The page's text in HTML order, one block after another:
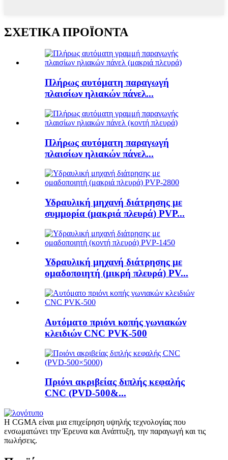
ΣΧΕΤΙΚΑ ΠΡΟΪΟΝΤΑ
Πλήρως αυτόματη παραγωγή
πλαισίων ηλιακών πάνελ...
Πλήρως αυτόματη παραγωγή
πλαισίων ηλιακών πάνελ...
Υδραυλική μηχανή διάτρησης με
συμμορία (μακριά πλευρά) PVP...
Υδραυλική μηχανή διάτρησης με
ομαδοποιητή (μικρή πλευρά) PV...
Αυτόματο πριόνι κοπής γωνιακών
κλειδιών CNC PVK-500
Πριόνι ακριβείας διπλής κεφαλής
CNC (PVD-500&...
Η CGMA είναι μια επιχείρηση υψηλής τεχνολογίας που
ενσωματώνει την Έρευνα και Ανάπτυξη, την παραγωγή και τις
πωλήσεις.